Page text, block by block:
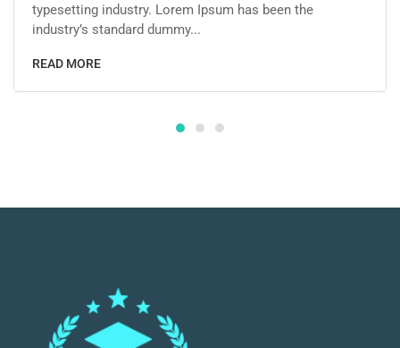
typesetting industry. Lorem Ipsum has been the
industry’s standard dummy...
READ MORE